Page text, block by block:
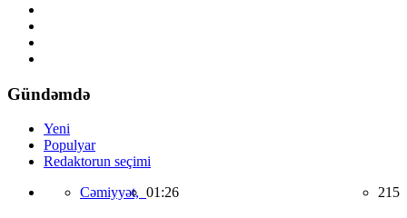
Gündəmdə
Yeni
Populyar
Redaktorun seçimi
Cəmiyyət, 01:26 215